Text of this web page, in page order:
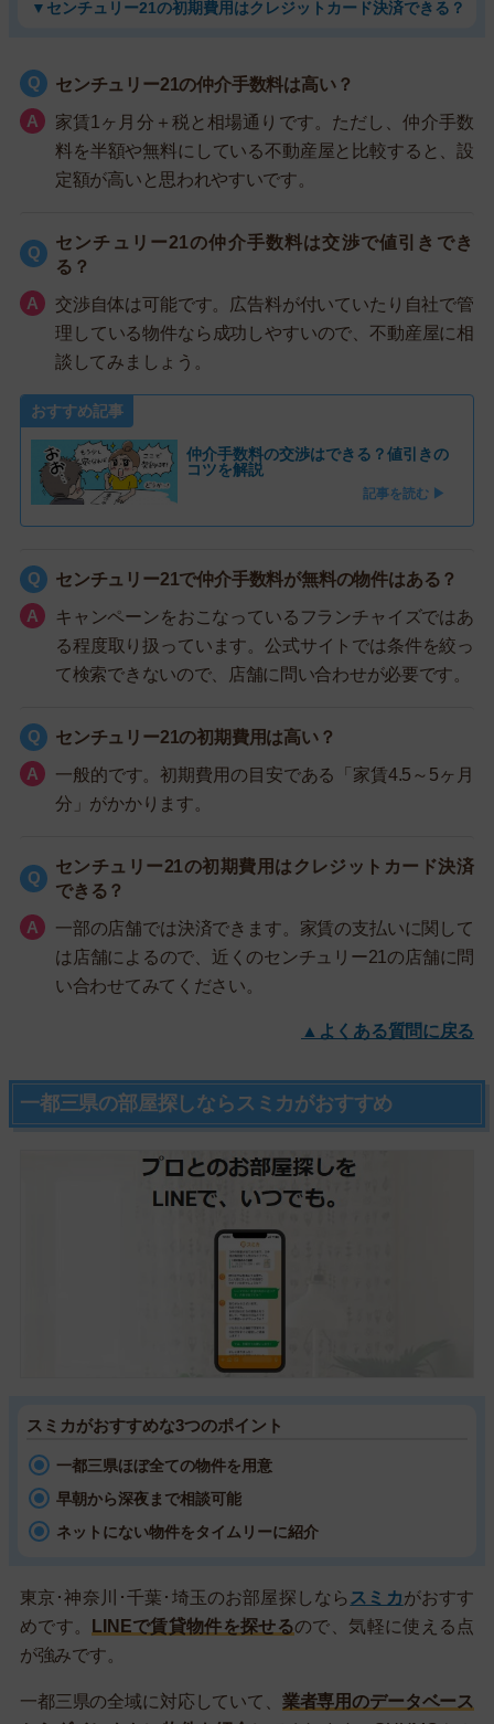
▼センチュリー21の初期費用はクレジットカード決済できる？
センチュリー21の仲介手数料は高い？
家賃1ヶ月分＋税と相場通りです。ただし、仲介手数
料を半額や無料にしている不動産屋と比較すると、設
定額が高いと思われやすいです。
センチュリー21の仲介手数料は交渉で値引きでき
る？
交渉自体は可能です。広告料が付いていたり自社で管
理している物件なら成功しやすいので、不動産屋に相
談してみましょう。
おすすめ記事
仲介手数料の交渉はできる？値引きの
コツを解説
記事を読む ▶
センチュリー21で仲介手数料が無料の物件はある？
キャンペーンをおこなっているフランチャイズではあ
る程度取り扱っています。公式サイトでは条件を絞っ
て検索できないので、店舗に問い合わせが必要です。
センチュリー21の初期費用は高い？
一般的です。初期費用の目安である「家賃4.5～5ヶ月
分」がかかります。
センチュリー21の初期費用はクレジットカード決済
できる？
一部の店舗では決済できます。家賃の支払いに関して
は店舗によるので、近くのセンチュリー21の店舗に問
い合わせてみてください。
▲よくある質問に戻る
一都三県の部屋探しならスミカがおすすめ
スミカがおすすめな3つのポイント
一都三県ほぼ全ての物件を用意
早朝から深夜まで相談可能
ネットにない物件をタイムリーに紹介
東京･神奈川･千葉･埼玉のお部屋探しなら スミカがおすす
めです。
LINEで賃貸物件を探せるので、気軽に使える点
が強みです。
一都三県の全域に対応していて、 業者専用のデータベース